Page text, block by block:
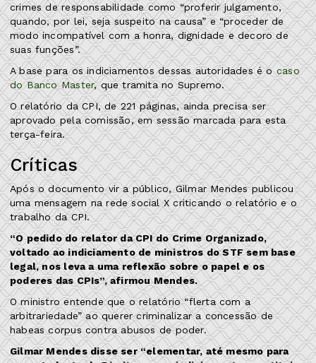
crimes de responsabilidade como “proferir julgamento,
quando, por lei, seja suspeito na causa” e “proceder de
modo incompatível com a honra, dignidade e decoro de
suas funções”.
A base para os indiciamentos dessas autoridades é ocaso
do Banco Master, que tramita no Supremo.
O relatório da CPI, de 221 páginas, ainda precisa ser
aprovado pela comissão, em sessão marcada para esta
terça-feira.
Críticas
Após o documento vir a público, Gilmar Mendes publicou
uma mensagem na rede social X criticando o relatório e o
trabalho da CPI.
“O pedido do relator da CPI do Crime Organizado,
voltado ao indiciamento de ministros do STF sem base
legal, nos leva a uma reflexão sobre o papel e os
poderes das CPIs”, afirmou Mendes.
O ministro entende que o relatório “flerta com a
arbitrariedade” ao querer criminalizar a concessão de
habeas corpus contra abusos de poder.
Gilmar Mendes disse ser “elementar, até mesmo para